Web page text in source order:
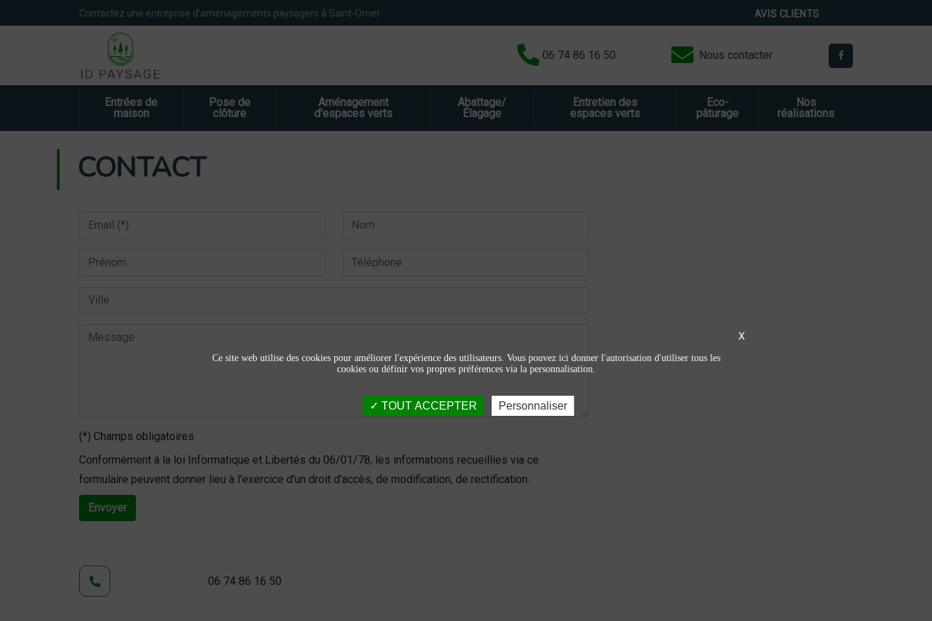
Contactez une entreprise d’aménagements paysagers à Saint-Omer AVIS CLIENTS
06 74 86 16 50 Nous contacter
Entrées de
maison
Pose de
clôture
Aménagement
d'espaces verts
Abattage/
Élagage
Entretien des
espaces verts
Eco-
pâturage
Nos
réalisations
CONTACT
(*) Champs obligatoires
Conformément à la loi Informatique et Libertés du 06/01/78, les informations recueillies via ce
formulaire peuvent donner lieu à l'exercice d'un droit d'accès, de modification, de rectification.
Envoyer
06 74 86 16 50
Panneau de gestion des cookies
X
Ce site web utilise des cookies pour améliorer l'expérience des utilisateurs. Vous pouvez ici donner l'autorisation d'utiliser tous les
cookies ou définir vos propres préférences via la personnalisation.
TOUT ACCEPTER Personnaliser